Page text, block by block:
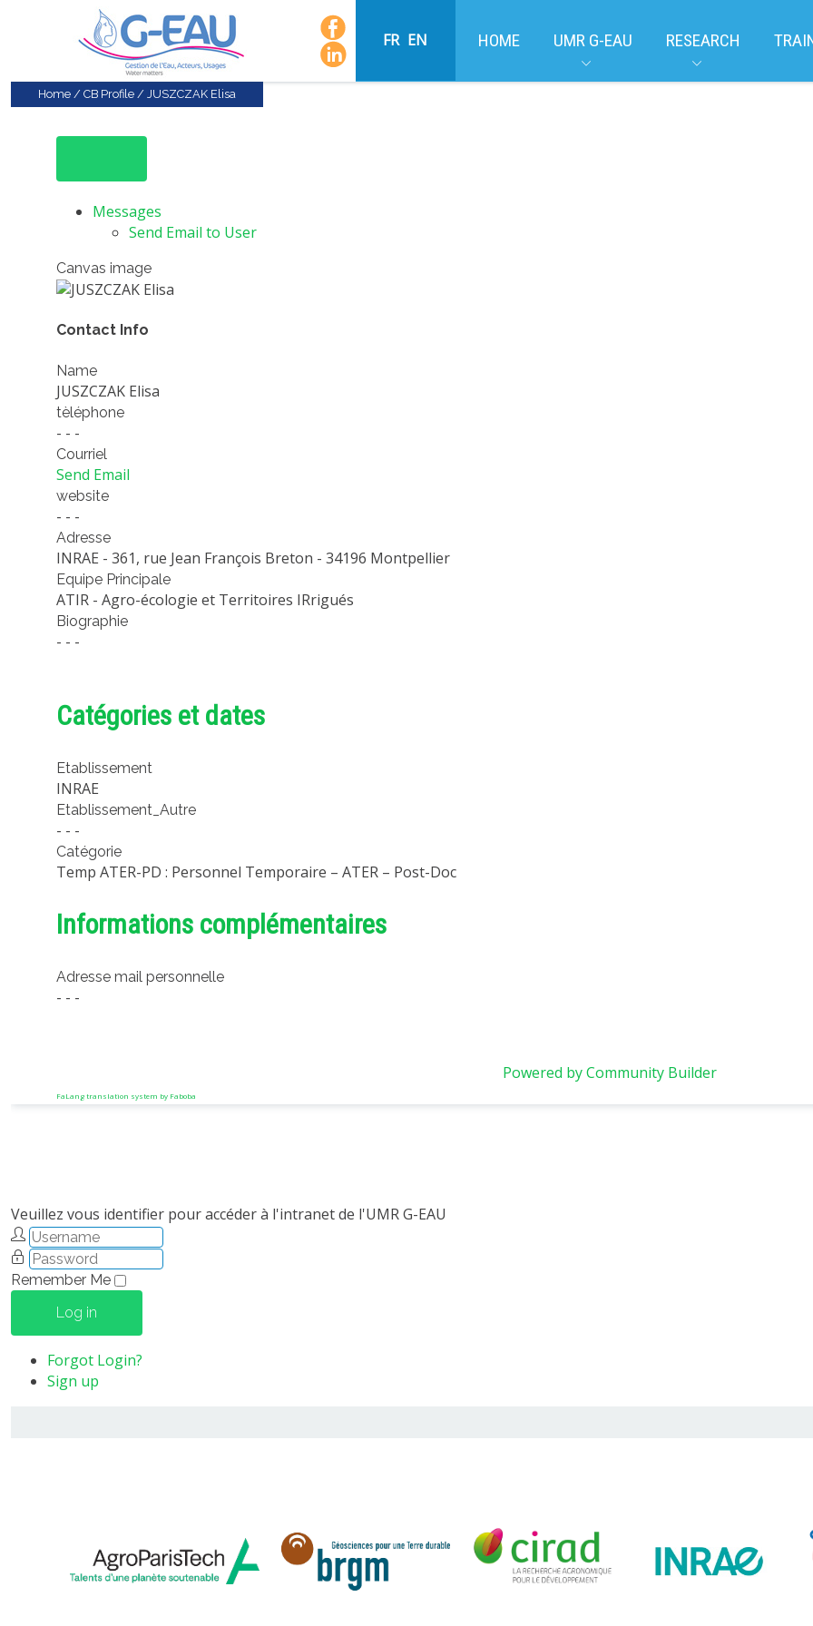
FR EN HOME UMR G-EAU RESEARCH
Home / CB Profile / JUSZCZAK Elisa
Messages
Send Email to User
Canvas image
Contact Info
Name
JUSZCZAK Elisa
tèléphone
- - -
Courriel
Send Email
website
- - -
Adresse
INRAE - 361, rue Jean François Breton - 34196 Montpellier
Equipe Principale
ATIR - Agro-écologie et Territoires IRrigués
Biographie
- - -
Catégories et dates
Etablissement
INRAE
Etablissement_Autre
- - -
Catégorie
Temp ATER-PD : Personnel Temporaire – ATER – Post-Doc
Informations complémentaires
Adresse mail personnelle
- - -
Powered by Community Builder
FaLang translation system by Faboba
Veuillez vous identifier pour accéder à l'intranet de l'UMR G-EAU
Remember Me
Log in
Forgot Login?
Sign up